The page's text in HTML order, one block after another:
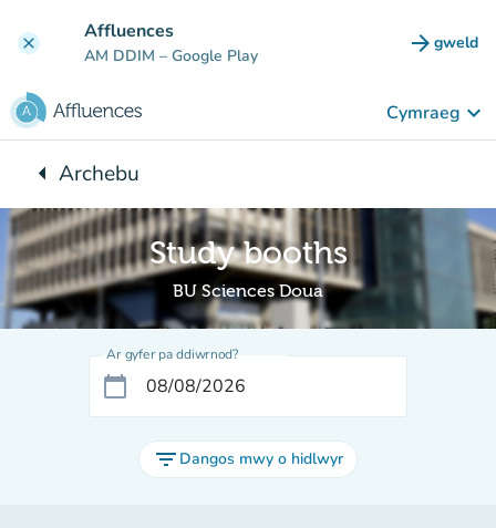
clear Affluences
AM DDIM – Google Play arrow_forward gweld
(tab
Cymraeg keyboard_arrow_down
arrow_leftYn ôl i:
Archebu
Study booths
BU Sciences Doua
Ar gyfer pa ddiwrnod?
calendar_today
filter_list Dangos mwy o hidlwyr